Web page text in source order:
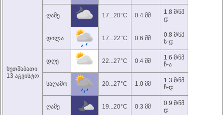
ღამე 17...20°C 0.4 მმ
1.8 მ/წმ
დ
ხუთშაბათი
13 აგვისტო
დილა 17...22°C 0.6 მმ
0.8 მ/წმ
ს-დ
დღე 22...27°C 0.4 მმ
1.6 მ/წმ
ჩ-ა
საღამო 20...27°C 1.0 მმ
1.3 მ/წმ
ჩ-დ
ღამე 19...20°C 0.3 მმ
0.9 მ/წმ
დ